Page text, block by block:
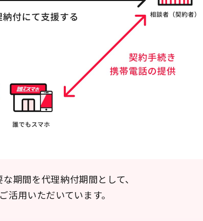
期間を代理納付期間として、
活用いただいています。